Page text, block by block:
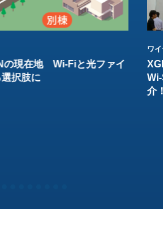
の現在地 Wi-Fiと光ファイ
択肢に
ワ
介